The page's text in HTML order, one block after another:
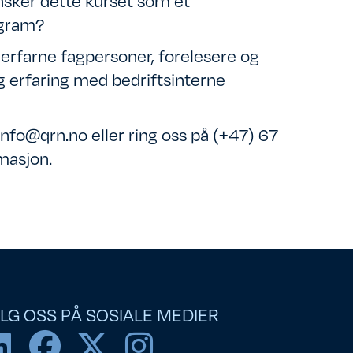
fagpersoner, forelesere og
erfaring med bedriftsinterne
eller ring oss på (+47) 67
OSS PÅ SOSIALE MEDIER